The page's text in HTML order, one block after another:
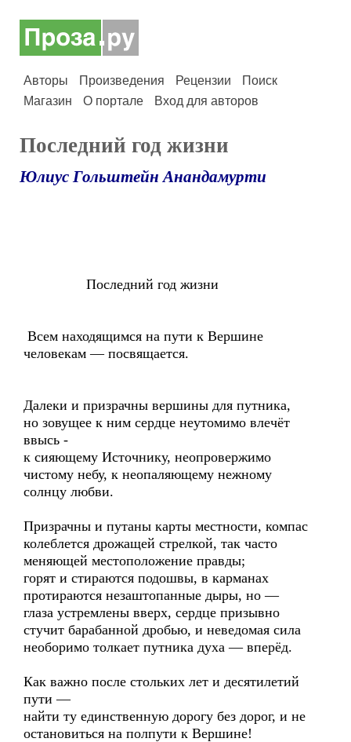
Авторы Произведения Рецензии
Поиск
Магазин
О портале Вход для авторов
Последний год жизни
Юлиус Гольштейн Анандамурти
Последний год жизни
Всем находящимся на пути к Вершине
человекам — посвящается.
Далеки и призрачны вершины для путника,
но зовущее к ним сердце неутомимо влечёт
ввысь -
к сияющему Источнику, неопровержимо
чистому небу, к неопаляющему нежному
солнцу любви.
Призрачны и путаны карты местности, компас
колеблется дрожащей стрелкой, так часто
меняющей местоположение правды;
горят и стираются подошвы, в карманах
протираются незаштопанные дыры, но —
глаза устремлены вверх, сердце призывно
стучит барабанной дробью, и неведомая сила
необоримо толкает путника духа — вперёд.
Как важно после стольких лет и десятилетий
пути —
найти ту единственную дорогу без дорог, и не
остановиться на полпути к Вершине!